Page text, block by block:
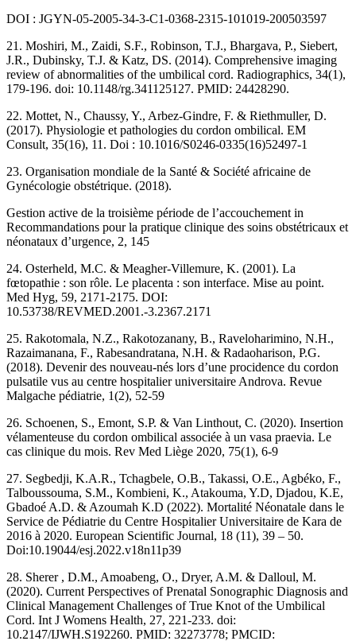
DOI : JGYN-05-2005-34-3-C1-0368-2315-101019-200503597
21. Moshiri, M., Zaidi, S.F., Robinson, T.J., Bhargava, P., Siebert,
J.R., Dubinsky, T.J. & Katz, DS. (2014). Comprehensive imaging
review of abnormalities of the umbilical cord. Radiographics, 34(1),
179-196. doi: 10.1148/rg.341125127. PMID: 24428290.
22. Mottet, N., Chaussy, Y., Arbez-Gindre, F. & Riethmuller, D.
(2017). Physiologie et pathologies du cordon ombilical. EM
Consult, 35(16), 11. Doi : 10.1016/S0246-0335(16)52497-1
23. Organisation mondiale de la Santé & Société africaine de
Gynécologie obstétrique. (2018).
Gestion active de la troisième période de l’accouchement in
Recommandations pour la pratique clinique des soins obstétricaux et
néonataux d’urgence, 2, 145
24. Osterheld, M.C. & Meagher-Villemure, K. (2001). La
fœtopathie : son rôle. Le placenta : son interface. Mise au point.
Med Hyg, 59, 2171-2175. DOI:
10.53738/REVMED.2001.-3.2367.2171
25. Rakotomala, N.Z., Rakotozanany, B., Raveloharimino, N.H.,
Razaimanana, F., Rabesandratana, N.H. & Radaoharison, P.G.
(2018). Devenir des nouveau-nés lors d’une procidence du cordon
pulsatile vus au centre hospitalier universitaire Androva. Revue
Malgache pédiatrie, 1(2), 52-59
26. Schoenen, S., Emont, S.P. & Van Linthout, C. (2020). Insertion
vélamenteuse du cordon ombilical associée à un vasa praevia. Le
cas clinique du mois. Rev Med Liège 2020, 75(1), 6-9
27. Segbedji, K.A.R., Tchagbele, O.B., Takassi, O.E., Agbéko, F.,
Talboussouma, S.M., Kombieni, K., Atakouma, Y.D, Djadou, K.E,
Gbadoé A.D. & Azoumah K.D (2022). Mortalité Néonatale dans le
Service de Pédiatrie du Centre Hospitalier Universitaire de Kara de
2016 à 2020. European Scientific Journal, 18 (11), 39 – 50.
Doi:10.19044/esj.2022.v18n11p39
28. Sherer , D.M., Amoabeng, O., Dryer, A.M. & Dalloul, M.
(2020). Current Perspectives of Prenatal Sonographic Diagnosis and
Clinical Management Challenges of True Knot of the Umbilical
Cord. Int J Womens Health, 27, 221-233. doi:
10.2147/IJWH.S192260. PMID: 32273778; PMCID: